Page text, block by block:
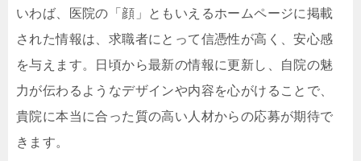
いわば、医院の「顔」ともいえるホームページに掲載
された情報は、求職者にとって信憑性が高く、安心感
を与えます。日頃から最新の情報に更新し、自院の魅
力が伝わるようなデザインや内容を心がけることで、
貴院に本当に合った質の高い人材からの応募が期待で
きます。